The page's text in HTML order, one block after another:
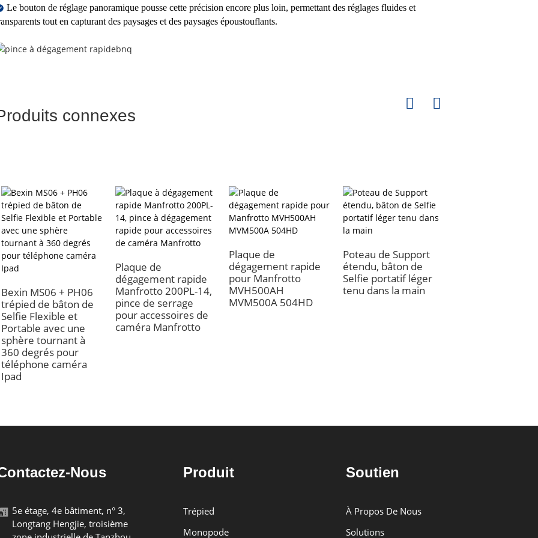
Le bouton de réglage panoramique pousse cette précision encore plus loin, permettant des réglages fluides et
tout en capturant des paysages et des paysages époustouflants.
connexes
Bexin MS06 + PH06
trépied de bâton de
Selfie Flexible et
Portable avec une
sphère tournant à
360 degrés pour
téléphone caméra
Ipad
Plaque de
dégagement rapide
Manfrotto 200PL-14,
pince de serrage
pour accessoires de
caméra Manfrotto
Plaque de
dégagement rapide
pour Manfrotto
MVH500AH
MVM500A 504HD
Poteau de Support
étendu, bâton de
Selfie portatif léger
tenu dans la main
Nous
5e étage, 4e bâtiment, n° 3,
Longtang Hengjie, troisième
Produit
Trépied
Monopode
Soutien
À Propos De Nous
Solutions